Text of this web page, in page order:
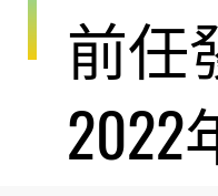
前任
2022